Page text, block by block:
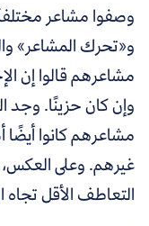
وصفوا مشاعر مختلفة
و«تحرك المشاعر»
مشاعرهم قالوا إن
وإن كان حزينًا. وجد
مشاعرهم كانوا
غيرهم. وعلى
التعاطف الأقل تجاه